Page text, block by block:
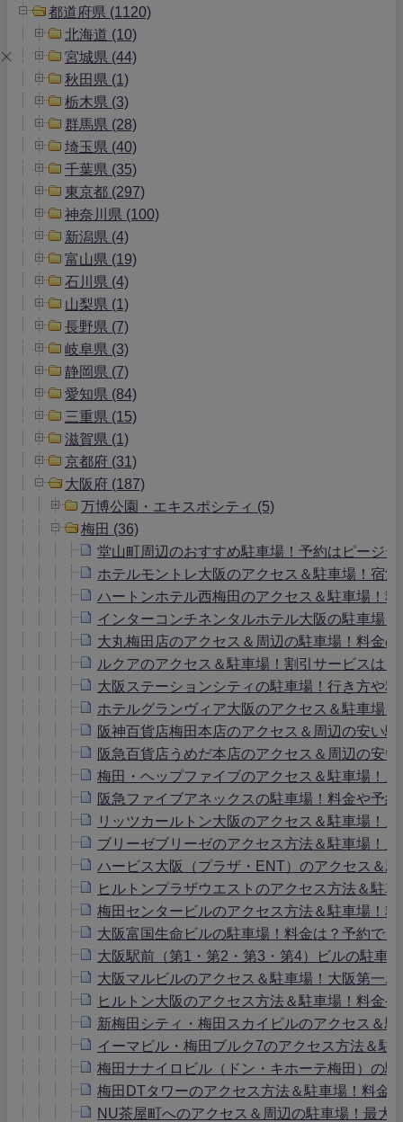
都道府県 (1120)
北海道 (10)
宮城県 (44)
秋田県 (1)
栃木県 (3)
群馬県 (28)
埼玉県 (40)
千葉県 (35)
東京都 (297)
神奈川県 (100)
新潟県 (4)
富山県 (19)
石川県 (4)
山梨県 (1)
長野県 (7)
岐阜県 (3)
静岡県 (7)
愛知県 (84)
三重県 (15)
滋賀県 (1)
京都府 (31)
大阪府 (187)
万博公園・エキスポシティ (5)
梅田 (36)
堂山町周辺のおすすめ駐車場！予約はピージ
ホテルモントレ大阪のアクセス＆駐車場！宿
ハートンホテル西梅田のアクセス＆駐車場！
インターコンチネンタルホテル大阪の駐車場
大丸梅田店のアクセス＆周辺の駐車場！料金
ルクアのアクセス＆駐車場！割引サービスは
大阪ステーションシティの駐車場！行き方や
ホテルグランヴィア大阪のアクセス＆駐車場
阪神百貨店梅田本店のアクセス＆周辺の安い
阪急百貨店うめだ本店のアクセス＆周辺の安
梅田・ヘップファイブのアクセス＆駐車場！
阪急ファイブアネックスの駐車場！料金や予
リッツカールトン大阪のアクセス＆駐車場！
ブリーゼブリーゼのアクセス方法＆駐車場！
ハービス大阪（プラザ・ENT）のアクセス＆
ヒルトンプラザウエストのアクセス方法＆駐
梅田センタービルのアクセス方法＆駐車場！
大阪富国生命ビルの駐車場！料金は？予約でき
大阪駅前（第1・第2・第3・第4）ビルの駐車
大阪マルビルのアクセス＆駐車場！大阪第一
ヒルトン大阪のアクセス方法＆駐車場！料金
新梅田シティ・梅田スカイビルのアクセス＆
イーマビル・梅田ブルク7のアクセス方法＆駐
梅田ナナイロビル（ドン・キホーテ梅田）の
梅田DTタワーのアクセス方法＆駐車場！料金
NU茶屋町へのアクセス＆周辺の駐車場！最大